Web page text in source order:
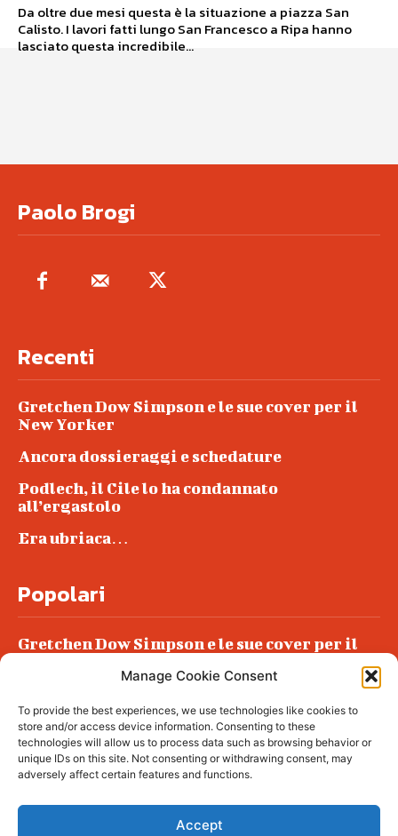
Manage Cookie Consent
To provide the best experiences, we use technologies like cookies to
store and/or access device information. Consenting to these
technologies will allow us to process data such as browsing behavior or
unique IDs on this site. Not consenting or withdrawing consent, may
adversely affect certain features and functions.
Accept
Da oltre due mesi questa è la situazione a piazza San
Calisto. I lavori fatti lungo San Francesco a Ripa hanno
lasciato questa incredibile...
Paolo Brogi
Recenti
Gretchen Dow Simpson e le sue cover per il
New Yorker
Ancora dossieraggi e schedature
Podlech, il Cile lo ha condannato
all’ergastolo
Era ubriaca…
Popolari
Gretchen Dow Simpson e le sue cover per il
Podlech, il Cile lo ha condannato
all’ergastolo
Era ubriaca…